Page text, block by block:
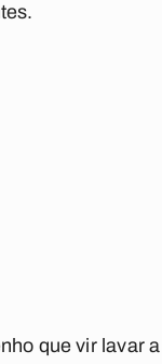
que vir lavar